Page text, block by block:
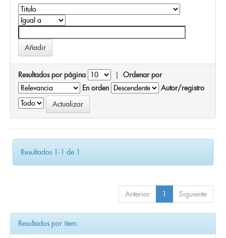
Resultados por página | Ordenar por
En orden
Autor/registro
Resultados 1-1 de 1.
Anterior 1 Siguiente
Resultados por ítem: